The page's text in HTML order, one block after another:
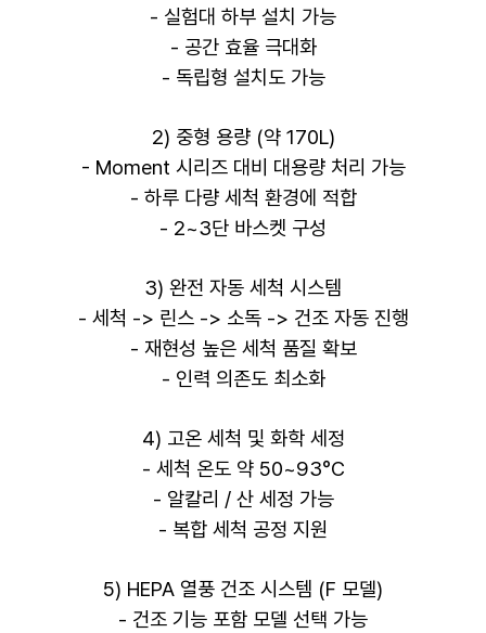
- 실험대 하부 설치 가능
- 공간 효율 극대화
- 독립형 설치도 가능
2) 중형 용량 (약 170L)
- Moment 시리즈 대비 대용량 처리 가능
- 하루 다량 세척 환경에 적합
- 2~3단 바스켓 구성
3) 완전 자동 세척 시스템
- 세척 -> 린스 -> 소독 -> 건조 자동 진행
- 재현성 높은 세척 품질 확보
- 인력 의존도 최소화
4) 고온 세척 및 화학 세정
- 세척 온도 약 50~93°C
- 알칼리 / 산 세정 가능
- 복합 세척 공정 지원
5) HEPA 열풍 건조 시스템 (F 모델)
- 건조 기능 포함 모델 선택 가능